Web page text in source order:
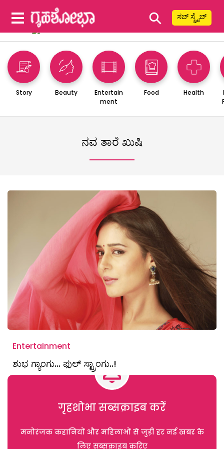
⚲ ಸಬ್ ಸ್ಕ್ರೈಬ್
Story Beauty
Entertain
ment
Food Health
ನವ ತಾರೆ ಖುಷಿ
Entertainment
ಶುಭ ಗ್ಯಾಂಗು… ಫುಲ್ ಸ್ಟ್ರಾಂಗು..!
गृहशोभा सब्सक्राइब करें
मनोरंजक कहानियों और महिलाओं से जुड़ी हर नई खबर के
लिए सब्सक्राइब करिए